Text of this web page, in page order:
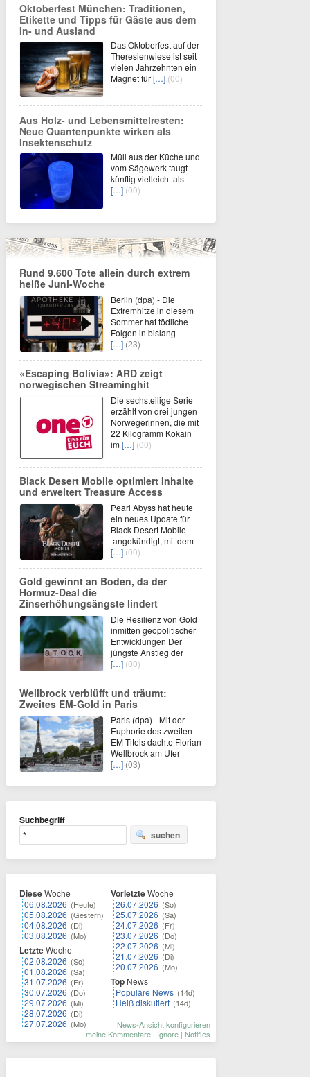
Oktoberfest München: Traditionen,
Etikette und Tipps für Gäste aus dem
In- und Ausland
Das Oktoberfest auf der
Theresienwiese ist seit
vielen Jahrzehnten ein
Magnet für[…] (00)
Aus Holz- und Lebensmittelresten:
Neue Quantenpunkte wirken als
Insektenschutz
Müll aus der Küche und
vom Sägewerk taugt
künftig vielleicht als
[…] (00)
Rund 9.600 Tote allein durch extrem
heiße Juni-Woche
Berlin (dpa) - Die
Extremhitze in diesem
Sommer hat tödliche
Folgen in bislang
[…] (23)
«Escaping Bolivia»: ARD zeigt
norwegischen Streaminghit
Die sechsteilige Serie
erzählt von drei jungen
Norwegerinnen, die mit
22 Kilogramm Kokain
im[…] (00)
Black Desert Mobile optimiert Inhalte
und erweitert Treasure Access
Pearl Abyss hat heute
ein neues Update für
Black Desert Mobile
angekündigt, mit dem
[…] (00)
Gold gewinnt an Boden, da der
Hormuz-Deal die
Zinserhöhungsängste lindert
Die Resilienz von Gold
inmitten geopolitischer
Entwicklungen Der
jüngste Anstieg der
[…] (00)
Wellbrock verblüfft und träumt:
Zweites EM-Gold in Paris
Paris (dpa) - Mit der
Euphorie des zweiten
EM-Titels dachte Florian
Wellbrock am Ufer
[…] (03)
Suchbegriff
suchen
DieseWoche
06.08.2026 (Heute)
05.08.2026 (Gestern)
04.08.2026 (Di)
03.08.2026 (Mo)
LetzteWoche
02.08.2026 (So)
01.08.2026 (Sa)
31.07.2026 (Fr)
30.07.2026 (Do)
29.07.2026 (Mi)
28.07.2026 (Di)
27.07.2026 (Mo)
VorletzteWoche
26.07.2026 (So)
25.07.2026 (Sa)
24.07.2026 (Fr)
23.07.2026 (Do)
22.07.2026 (Mi)
21.07.2026 (Di)
20.07.2026 (Mo)
Top News
Populäre News (14d)
Heiß diskutiert (14d)
News-Ansicht konfigurieren
meine Kommentare | Ignore | Notifies